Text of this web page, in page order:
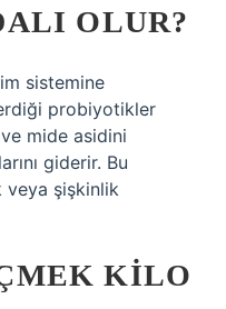
OLUR?
sistemine
probiyotikler
mide asidini
giderir. Bu
veya şişkinlik
KILO